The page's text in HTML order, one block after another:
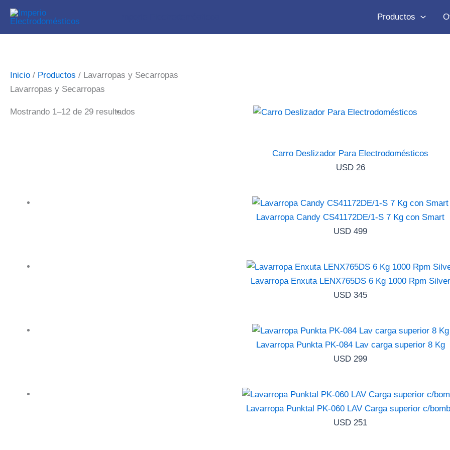
contenido
Productos
Inicio / Productos / Lavarropas y Secarropas
Lavarropas y Secarropas
Mostrando 1–12 de 29 resultados
Carro Deslizador Para Electrodomésticos
USD26
Lavarropa Candy CS41172DE/1-S 7 Kg con Smart
USD 499
Lavarropa Enxuta LENX765DS 6 Kg 1000 Rpm Silver
USD 345
Lavarropa Punkta PK-084 Lav carga superior 8 Kg
USD 299
Lavarropa Punktal PK-060 LAV Carga superior c/
USD 251